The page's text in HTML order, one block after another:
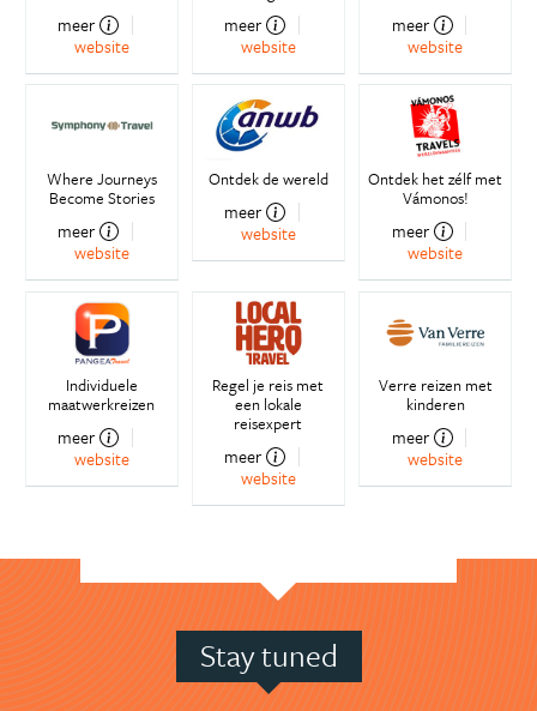
meer
website
meer
website
meer
website
Where Journeys
Become Stories
meer
website
Ontdek de wereld
meer
website
Ontdek het zélf met
Vámonos!
meer
website
Individuele
maatwerkreizen
meer
website
Regel je reis met
een lokale
reisexpert
meer
website
Verre reizen met
kinderen
meer
website
Stay tuned